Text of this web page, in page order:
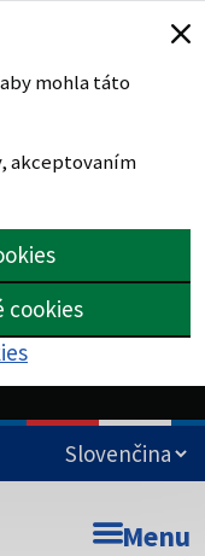
mohla táto
akceptovaním
cookies
Menu